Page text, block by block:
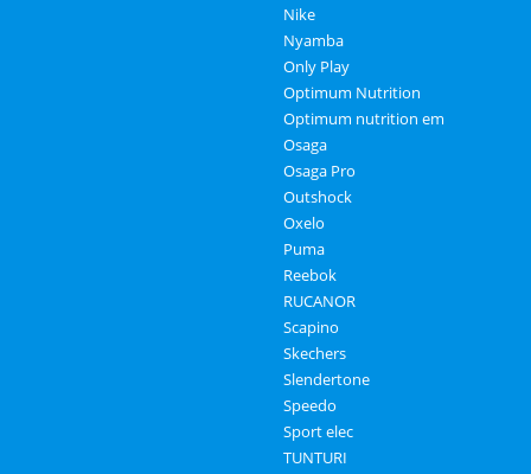
Nike
Nyamba
Only Play
Optimum Nutrition
Optimum nutrition em
Osaga
Osaga Pro
Outshock
Oxelo
Puma
Reebok
RUCANOR
Scapino
Skechers
Slendertone
Speedo
Sport elec
TUNTURI